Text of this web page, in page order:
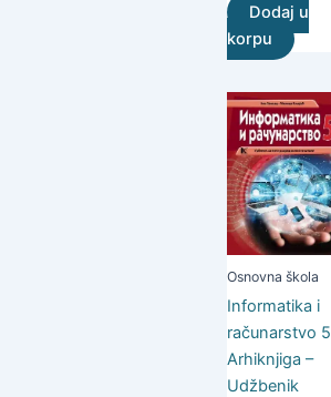
Dodaj u
korpu
Osnovna škola
Informatika i
računarstvo 5
Arhiknjiga –
Udžbenik